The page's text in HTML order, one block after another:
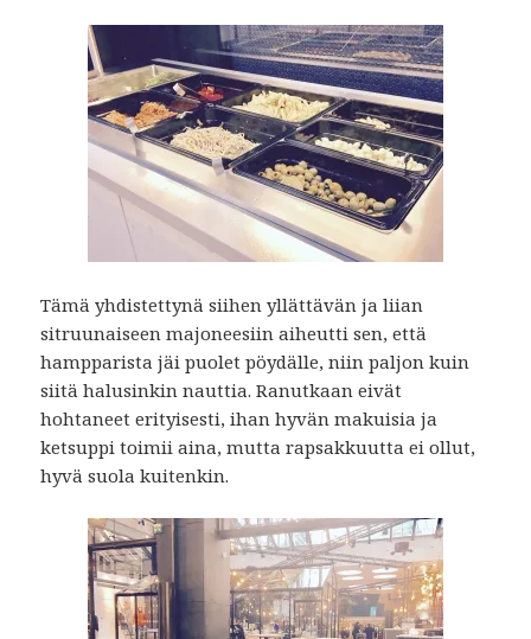
Tämä yhdistettynä siihen yllättävän ja liian
sitruunaiseen majoneesiin aiheutti sen, että
hampparista jäi puolet pöydälle, niin paljon kuin
siitä halusinkin nauttia. Ranutkaan eivät
hohtaneet erityisesti, ihan hyvän makuisia ja
ketsuppi toimii aina, mutta rapsakkuutta ei ollut,
hyvä suola kuitenkin.